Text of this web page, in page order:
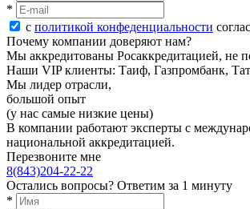
*
с политикой конфеденциальности
Почему компании доверяют нам?
Мы аккредитованы Росаккредитацией, не
Наши VIP клиенты: Таиф, Газпромбанк,
Мы лидер отрасли,
большой опыт
(у нас самые низкие цены)
В компании работают эксперты с
национальной аккредитацией.
Перезвоните мне
8(843)204-22-22
Остались вопросы? Ответим за 1 минуту
*